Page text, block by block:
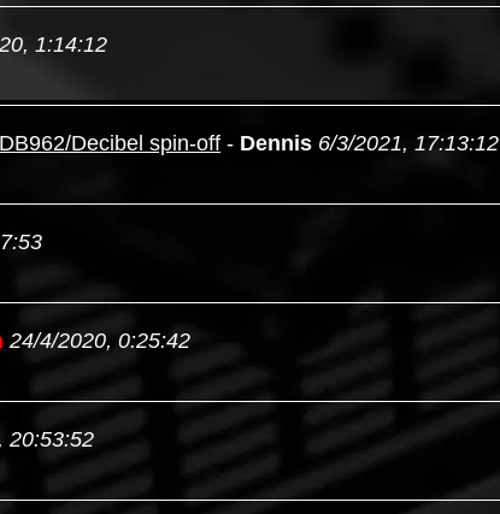
1:14:12
Decibel spin-off - Dennis 6/3/2021, 17:13:12
24/4/2020, 0:25:42
20:53:52